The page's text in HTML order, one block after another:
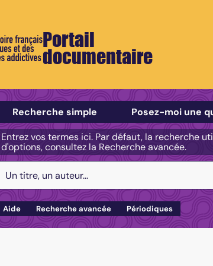
Portail
documentaire
Sélectionner un type de recherche
Recherche simple
Posez-moi une
Entrez vos termes ici. Par défaut, la recherche
d'options, consultez la Recherche avancée.
Aide Recherche avancée Périodiques